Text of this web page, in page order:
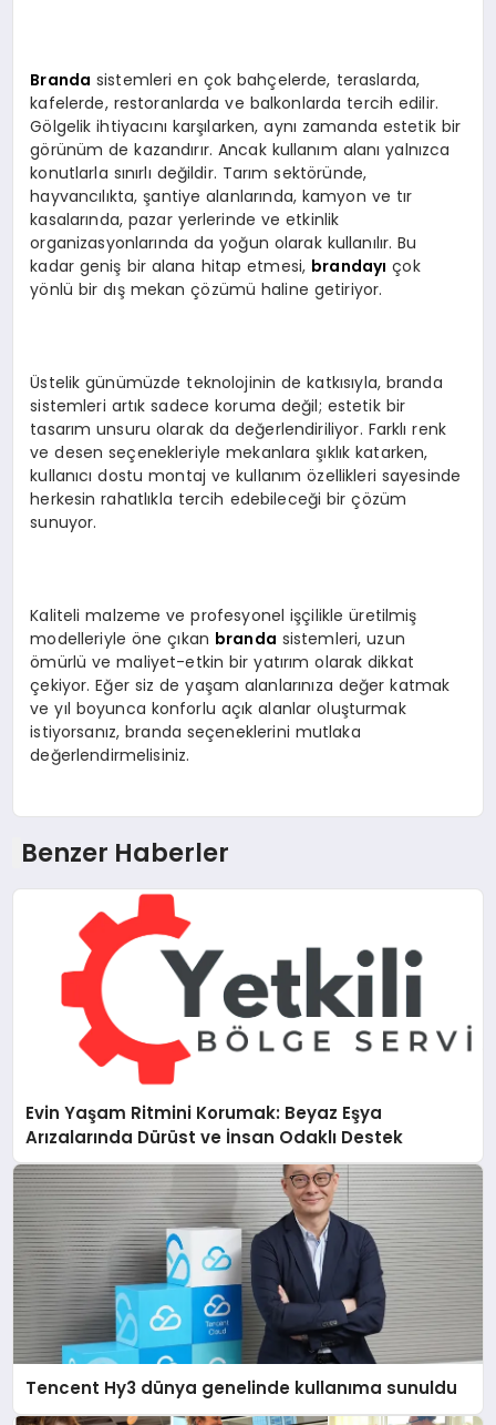
Branda sistemleri en çok bahçelerde, teraslarda,
kafelerde, restoranlarda ve balkonlarda tercih edilir.
Gölgelik ihtiyacını karşılarken, aynı zamanda estetik bir
görünüm de kazandırır. Ancak kullanım alanı yalnızca
konutlarla sınırlı değildir. Tarım sektöründe,
hayvancılıkta, şantiye alanlarında, kamyon ve tır
kasalarında, pazar yerlerinde ve etkinlik
organizasyonlarında da yoğun olarak kullanılır. Bu
kadar geniş bir alana hitap etmesi, brandayı çok
yönlü bir dış mekan çözümü haline getiriyor.
Üstelik günümüzde teknolojinin de katkısıyla, branda
sistemleri artık sadece koruma değil; estetik bir
tasarım unsuru olarak da değerlendiriliyor. Farklı renk
ve desen seçenekleriyle mekanlara şıklık katarken,
kullanıcı dostu montaj ve kullanım özellikleri sayesinde
herkesin rahatlıkla tercih edebileceği bir çözüm
sunuyor.
Kaliteli malzeme ve profesyonel işçilikle üretilmiş
modelleriyle öne çıkan branda sistemleri, uzun
ömürlü ve maliyet-etkin bir yatırım olarak dikkat
çekiyor. Eğer siz de yaşam alanlarınıza değer katmak
ve yıl boyunca konforlu açık alanlar oluşturmak
istiyorsanız, branda seçeneklerini mutlaka
değerlendirmelisiniz.
Benzer Haberler
Evin Yaşam Ritmini Korumak: Beyaz Eşya
Arızalarında Dürüst ve İnsan Odaklı Destek
Tencent Hy3 dünya genelinde kullanıma sunuldu